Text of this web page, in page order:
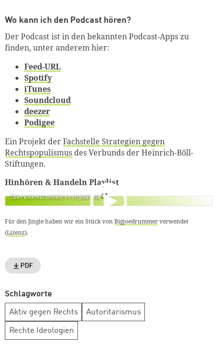
Wo kann ich den Podcast hören?
Der Podcast ist in den bekannten Podcast-Apps zu
finden, unter anderem hier:
Feed-URL
Spotify
iTunes
Soundcloud
deezer
Podigee
Ein Projekt derFachstelle Strategien gegen
Rechtspopulismus des Verbunds der Heinrich-Böll-
Stiftungen.
Hinhören & Handeln Playlist
Open external content on original site
Für den Jingle haben wir ein Stück vonBigjoedrummerverwendet
(Lizenz).
PDF
Schlagworte
Aktiv gegen Rechts Autoritarismus
Rechte Ideologien
Zum Warenkorb